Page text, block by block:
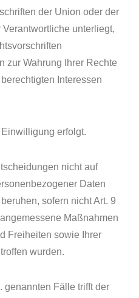
der Union oder der
unterliegt,
zur Wahrung Ihrer Rechte
Interessen
erfolgt.
nicht auf
Daten
sofern nicht Art. 9
Maßnahmen
Freiheiten sowie Ihrer
wurden.
genannten Fälle trifft der